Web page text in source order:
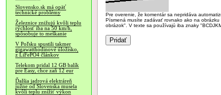
Slovensko.sk má opäť
technické problémy
Železnice znižujú kvôli teplu
rýchlosť iba na 50 km/h,
spôsobuje to meškanie
V Poľsku spustili takmer
gigawatthodinové úložisko,
z LiFePO4 článkov
Telekom pridal 12 GB balík
pre Easy, chce zaň 12 eur
Ďalšia jadrová elektráreň
južne od Slovenska musela
kvôli teplu znížiť výkon
Pre overenie, že komentár sa nepridáva
Písmená musíte zadávať rovnako ako na
obrázok". V texte sa používajú iba znaky